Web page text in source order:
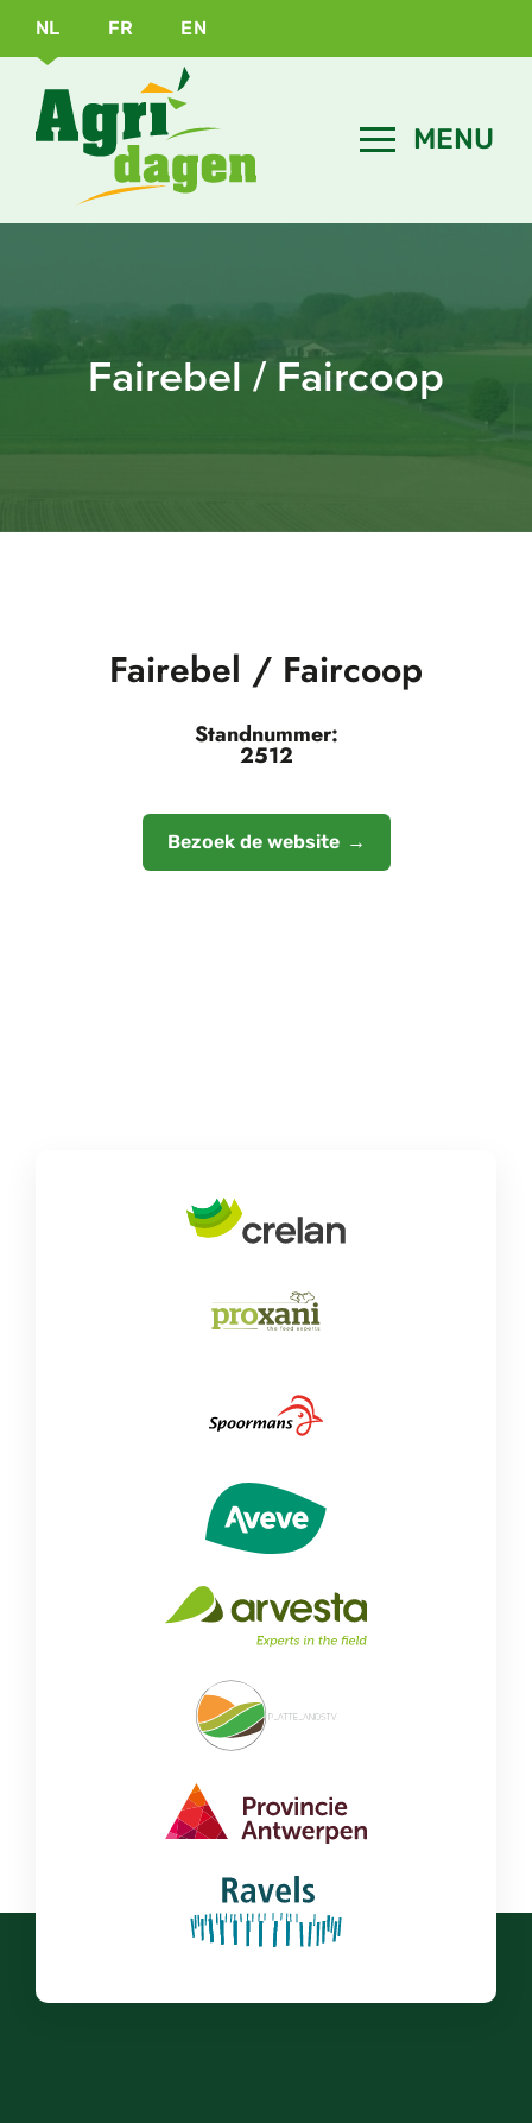
NL FR EN
Fairebel / Faircoop
Fairebel / Faircoop
Standnummer:
2512
Bezoek de website